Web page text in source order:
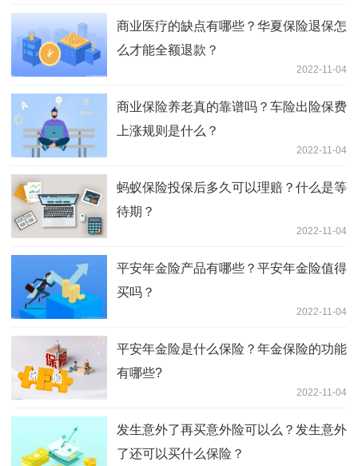
商业医疗的缺点有哪些？华夏保险退保怎
么才能全额退款？
2022-11-04
商业保险养老真的靠谱吗？车险出险保费
上涨规则是什么？
2022-11-04
蚂蚁保险投保后多久可以理赔？什么是等
待期？
2022-11-04
平安年金险产品有哪些？平安年金险值得
买吗？
2022-11-04
平安年金险是什么保险？年金保险的功能
有哪些?
2022-11-04
发生意外了再买意外险可以么？发生意外
了还可以买什么保险？